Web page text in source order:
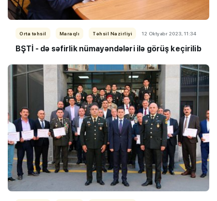
Orta təhsil Maraqlı Təhsil Nazirliyi 12 Oktyabr 2023, 11:34
BŞTİ - də səfirlik nümayəndələri ilə görüş keçirilib